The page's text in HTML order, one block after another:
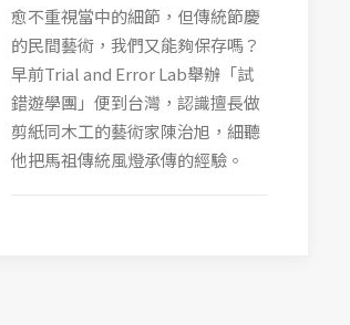
愈不重視當中的細節，但傳統節慶
的民間藝術，我們又能夠保存嗎？
早前Trial and Error Lab舉辦「試
錯遊學團」便到台灣，認識擅長做
剪紙同木工的藝術家陳治旭，細聽
他把馬祖傳統風燈承傳的經驗。